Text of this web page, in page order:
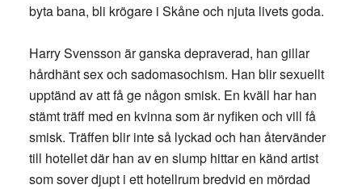
byta bana, bli krögare i Skåne och njuta livets goda.
Harry Svensson är ganska depraverad, han gillar
hårdhänt sex och sadomasochism. Han blir sexuellt
upptänd av att få ge någon smisk. En kväll har han
stämt träff med en kvinna som är nyfiken och vill få
smisk. Träffen blir inte så lyckad och han återvänder
till hotellet där han av en slump hittar en känd artist
som sover djupt i ett hotellrum bredvid en mördad